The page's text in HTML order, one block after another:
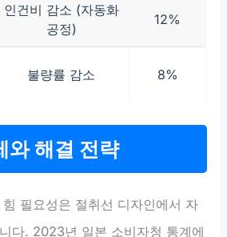
인건비 감소 (자동화
공정)
12%
불량률 감소 8%
와 해결 전략
필요성은 절취선 디자인에서 자
다. 2023년 일본 소비자청 통계에